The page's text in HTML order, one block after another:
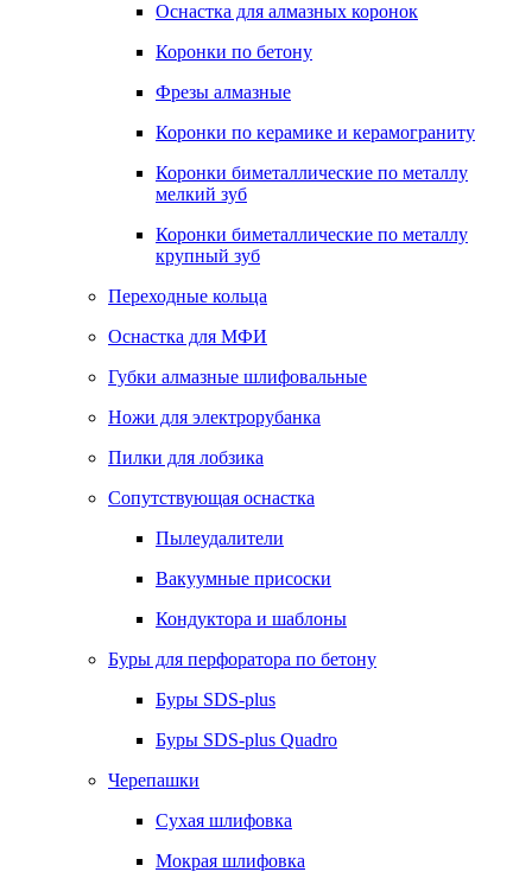
Оснастка для алмазных коронок
Коронки по бетону
Фрезы алмазные
Коронки по керамике и керамограниту
Коронки биметаллические по металлу
мелкий зуб
Коронки биметаллические по металлу
крупный зуб
Переходные кольца
Оснастка для МФИ
Губки алмазные шлифовальные
Ножи для электрорубанка
Пилки для лобзика
Сопутствующая оснастка
Пылеудалители
Вакуумные присоски
Кондуктора и шаблоны
Буры для перфоратора по бетону
Буры SDS-plus
Буры SDS-plus Quadro
Черепашки
Сухая шлифовка
Мокрая шлифовка